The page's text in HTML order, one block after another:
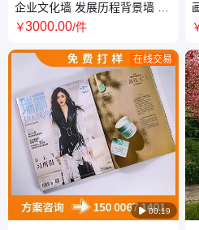
企业文化墙 发展历程背景墙 员
工天地展厅 展示亚克力雪弗板
￥3000.00/件
 00:19
在线交易